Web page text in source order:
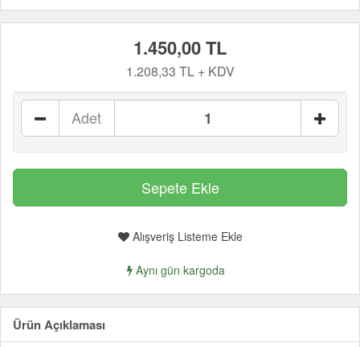
1.450,00 TL
1.208,33 TL + KDV
Adet
Alışveriş Listeme Ekle
Aynı gün kargoda
Ürün Açıklaması